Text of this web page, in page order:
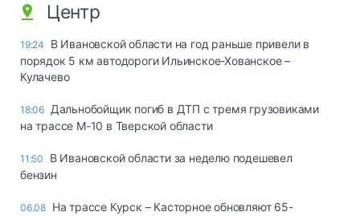
Центр
19:24
В Ивановской области на год раньше привели в
порядок 5 км автодороги Ильинское-Хованское –
Кулачево
18:06 Дальнобойщик погиб в ДТП с тремя грузовиками
на трассе М-10 в Тверской области
11:50
В Ивановской области за неделю подешевел
бензин
06.08 На трассе Курск – Касторное обновляют 65-